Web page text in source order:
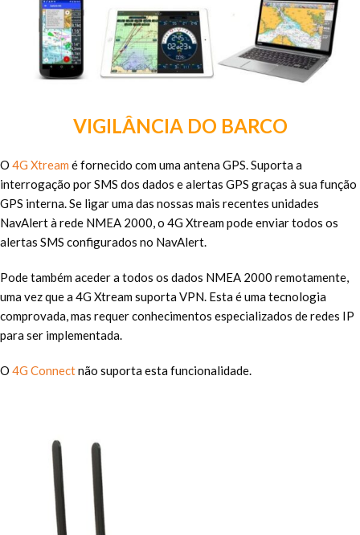
VIGILÂNCIA DO BARCO
O 4G Xtream é fornecido com uma antena GPS. Suporta a
interrogação por SMS dos dados e alertas GPS graças à sua função
GPS interna. Se ligar uma das nossas mais recentes unidades
NavAlert à rede NMEA 2000, o 4G Xtream pode enviar todos os
alertas SMS configurados no NavAlert.
Pode também aceder a todos os dados NMEA 2000 remotamente,
uma vez que a 4G Xtream suporta VPN. Esta é uma tecnologia
comprovada, mas requer conhecimentos especializados de redes IP
para ser implementada.
O 4G Connectnão suporta esta funcionalidade.